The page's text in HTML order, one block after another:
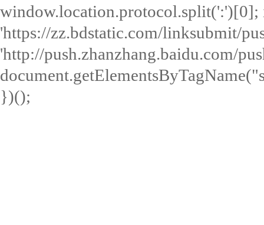
'https://zz.bdstatic.com/linksubmit/
'http://push.zhanzhang.baidu.com/
})();